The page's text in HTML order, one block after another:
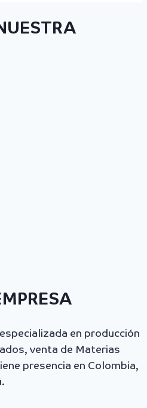
en producción
venta de Materias
presencia en Colombia,